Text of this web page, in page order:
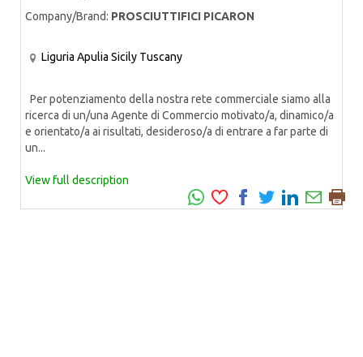
Company/Brand: PROSCIUTTIFICI PICARON
Liguria Apulia Sicily Tuscany
Per potenziamento della nostra rete commerciale siamo alla
ricerca di un/una Agente di Commercio motivato/a, dinamico/a
e orientato/a ai risultati, desideroso/a di entrare a far parte di
un...
View full description